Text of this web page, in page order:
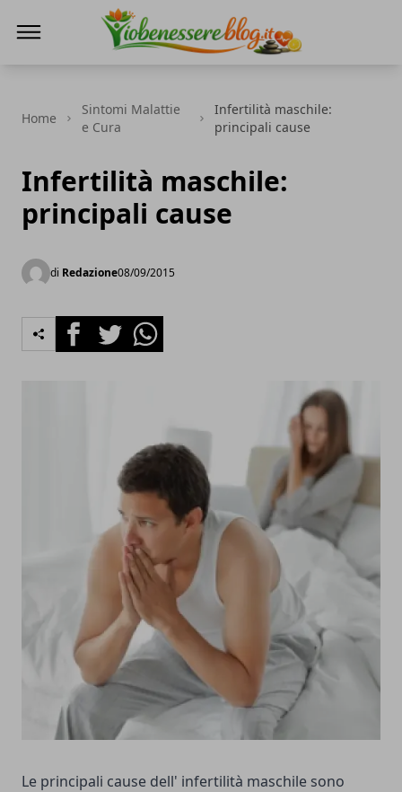
Home
Sintomi Malattie
e Cura
Infertilità maschile:
principali cause
Infertilità maschile:
principali cause
di Redazione08/09/2015
FacebookTwitterWhatsapp
Le principali cause dell' infertilità maschile sono